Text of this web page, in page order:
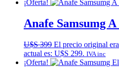
¡Oferta!
Anafe Samsumg
U$S399 El precio original
actual es: U$S 299. IVA inc
¡Oferta!